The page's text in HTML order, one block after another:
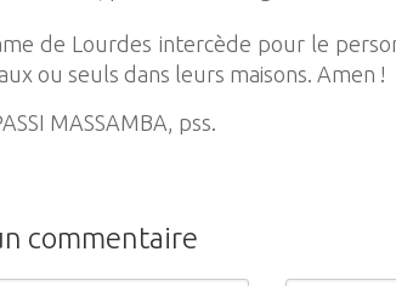
de Lourdes intercède pour le
ou seuls dans leurs maisons. Amen !
MASSAMBA, pss.
commentaire